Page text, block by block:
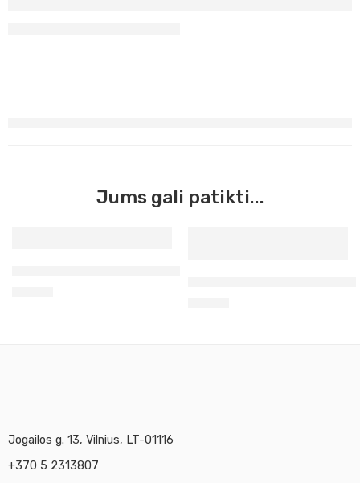
Jums gali patikti...
Jogailos g. 13, Vilnius, LT-01116
+370 5 2313807